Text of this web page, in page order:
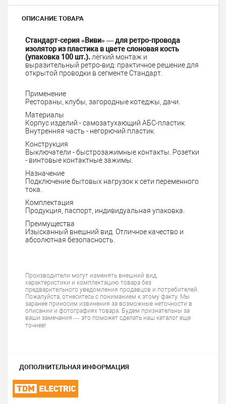
ОПИСАНИЕ ТОВАРА
Стандарт-серия «Виви» — для ретро-провода
изолятор из пластика в цвете слоновая кость
(упаковка 100 шт.). лёгкий монтаж и
выразительный ретро-вид: практичное решение для
открытой проводки в сегменте Стандарт.
Применение
Рестораны, клубы, загородные котеджы, дачи.
Материалы
Корпус изделий - самозатухающий АБС-пластик.
Внутренняя часть - негорючий пластик.
Конструкция
Выключатели - быстрозажимные контакты. Розетки
- винтовые контактные зажимы.
Назначение
Подключение бытовых нагрузок к сети переменного
тока.
Комплектация
Продукция, паспорт, индивидуальная упаковка.
Преимущества
Изысканный внешний вид. Отличное качество и
абсолютная безопасность.
Производители могут изменять внешний вид,
характеристики и комплектацию товара без
предварительного уведомления продавцов и потребителей.
Пожалуйста, отнеситесь с пониманием к этому факту. Мы
заранее приносим извинения за возможные неточности в
описании и фотографиях товара. Будем признательны за
ваши замечания — это поможет сделать наш каталог еще
точнее!
ДОПОЛНИТЕЛЬНАЯ ИНФОРМАЦИЯ